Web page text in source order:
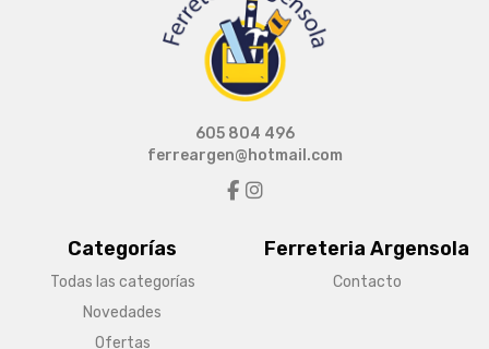
Categorías
Todas las categorías
Novedades
Ofertas
Ferreteria Argensola
Contacto
605 804 496
ferreargen@hotmail.com